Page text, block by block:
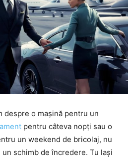
despre o mașină pentru un
pentru câteva nopți sau o
un weekend de bricolaj, nu
schimb de încredere. Tu lași